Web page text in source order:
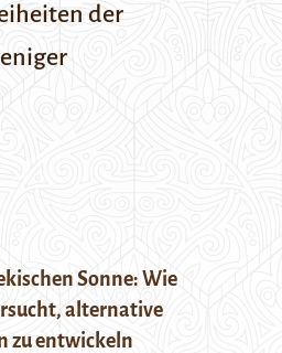
der
Sonne: Wie
alternative
zu entwickeln